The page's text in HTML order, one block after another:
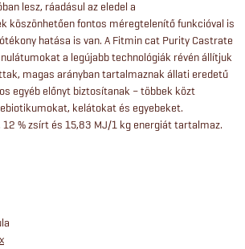
lesz, ráadásul az eledel a
köszönhetően fontos méregtelenítő funkcióval is
hatása is van. A Fitmin cat Purity Castrate
a legújabb technológiák révén állítjuk
magas arányban tartalmaznak állati eredetű
egyéb előnyt biztosítanak – többek közt
kelátokat és egyebeket.
12 % zsírt és 15,83 MJ/1 kg energiát tartalmaz.